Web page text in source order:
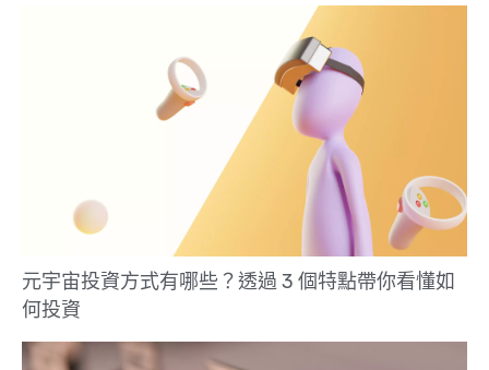
元宇宙投資方式有哪些？透過 3 個特點帶你看懂如
何投資